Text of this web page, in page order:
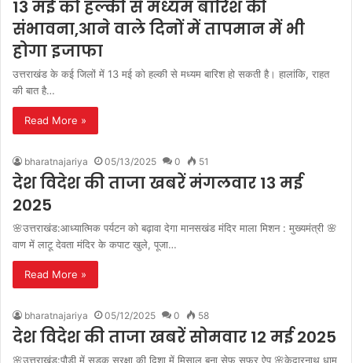
13 मई को हल्की से मध्यम बारिश की
संभावना,आने वाले दिनों में तापमान में भी
होगा इजाफा
उत्तराखंड के कई जिलों में 13 मई को हल्की से मध्यम बारिश हो सकती है। हालांकि, राहत
की बात है…
Read More »
bharatnajariya 05/13/2025 0 51
देश विदेश की ताजा खबरें मंगलवार 13 मई
2025
🌸उत्तराखंड:आध्यात्मिक पर्यटन को बढ़ावा देगा मानसखंड मंदिर माला मिशन : मुख्यमंत्री 🌸
वाण में लाटू देवता मंदिर के कपाट खुले, पूजा…
Read More »
bharatnajariya 05/12/2025 0 58
देश विदेश की ताजा खबरें सोमवार 12 मई 2025
🌸उत्तराखंड:पौड़ी में सड़क सुरक्षा की दिशा में मिसाल बना सेफ सफर ऐप 🌸केदारनाथ धाम